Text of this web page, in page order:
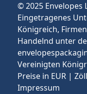
© 2025 Envelopes
Eingetragenes
Königreich,
Handelnd unter
Vereinigten
Preise in EUR |
Impressum